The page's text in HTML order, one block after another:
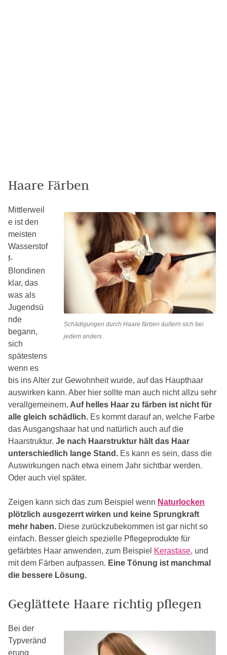
Haare Färben
Schädigungen durch Haare färben äußern sich bei
jedem anders
Mittlerweil
e ist den
meisten
Wasserstof
f-
Blondinen
klar, das
was als
Jugendsü
nde
begann,
sich
spätestens
wenn es
bis ins Alter zur Gewohnheit wurde, auf das Haupthaar
auswirken kann. Aber hier sollte man auch nicht allzu sehr
verallgemeinern. Auf helles Haar zu färben ist nicht für
alle gleich schädlich. Es kommt darauf an, welche Farbe
das Ausgangshaar hat und natürlich auch auf die
Haarstruktur. Je nach Haarstruktur hält das Haar
unterschiedlich lange Stand. Es kann es sein, dass die
Auswirkungen nach etwa einem Jahr sichtbar werden.
Oder auch viel später.
Zeigen kann sich das zum Beispiel wenn Naturlocken
plötzlich ausgezerrt wirken und keine Sprungkraft
mehr haben. Diese zurückzubekommen ist gar nicht so
einfach. Besser gleich spezielle Pflegeprodukte für
gefärbtes Haar anwenden, zum Beispiel Kerastase, und
mit dem Färben aufpassen. Eine Tönung ist manchmal
die bessere Lösung.
Geglättete Haare richtig pflegen
Bei der
Typveränd
erung